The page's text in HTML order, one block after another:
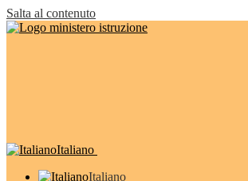
Salta al contenuto
Italiano
Italiano